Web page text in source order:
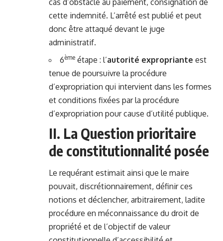
cette indemnité. L’arrêté est publié et peut
donc être attaqué devant le juge
administratif.
6ème étape : l’autorité expropriante est
tenue de poursuivre la procédure
d’expropriation qui intervient dans les formes
et conditions fixées par la procédure
d’expropriation pour cause d’utilité publique.
II. La Question prioritaire
de constitutionnalité posée
Le requérant estimait ainsi que le maire
pouvait, discrétionnairement, définir ces
notions et déclencher, arbitrairement, ladite
procédure en méconnaissance du droit de
propriété et de l’objectif de valeur